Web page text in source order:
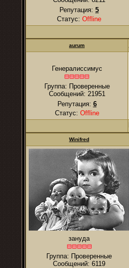
Репутация: 5
Статус: Offline
аurum
Генералиссимус
Группа: Проверенные
Сообщений: 21951
Репутация: 6
Статус: Offline
Winifred
зануда
Группа: Проверенные
Сообщений: 6119